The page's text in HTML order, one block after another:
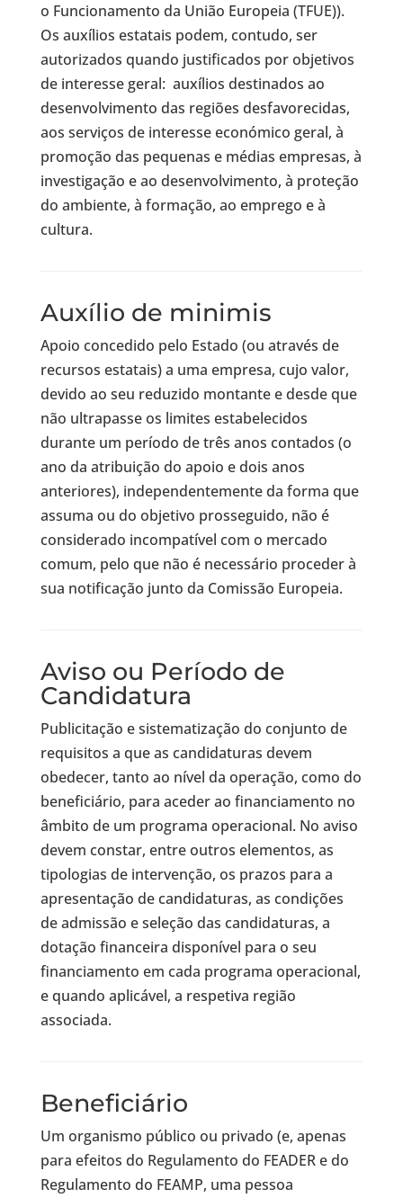
o Funcionamento da União Europeia (TFUE)).
Os auxílios estatais podem, contudo, ser
autorizados quando justificados por objetivos
de interesse geral: auxílios destinados ao
desenvolvimento das regiões desfavorecidas,
aos serviços de interesse económico geral, à
promoção das pequenas e médias empresas, à
investigação e ao desenvolvimento, à proteção
do ambiente, à formação, ao emprego e à
cultura.
Auxílio de minimis
Apoio concedido pelo Estado (ou através de
recursos estatais) a uma empresa, cujo valor,
devido ao seu reduzido montante e desde que
não ultrapasse os limites estabelecidos
durante um período de três anos contados (o
ano da atribuição do apoio e dois anos
anteriores), independentemente da forma que
assuma ou do objetivo prosseguido, não é
considerado incompatível com o mercado
comum, pelo que não é necessário proceder à
sua notificação junto da Comissão Europeia.
Aviso ou Período de
Candidatura
Publicitação e sistematização do conjunto de
requisitos a que as candidaturas devem
obedecer, tanto ao nível da operação, como do
beneficiário, para aceder ao financiamento no
âmbito de um programa operacional. No aviso
devem constar, entre outros elementos, as
tipologias de intervenção, os prazos para a
apresentação de candidaturas, as condições
de admissão e seleção das candidaturas, a
dotação financeira disponível para o seu
financiamento em cada programa operacional,
e quando aplicável, a respetiva região
associada.
Beneficiário
Um organismo público ou privado (e, apenas
para efeitos do Regulamento do FEADER e do
Regulamento do FEAMP, uma pessoa